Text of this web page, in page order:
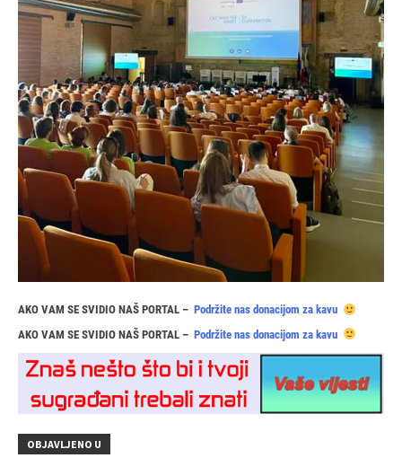
AKO VAM SE SVIDIO NAŠ PORTAL – Podržite nas donacijom za kavu
AKO VAM SE SVIDIO NAŠ PORTAL – Podržite nas donacijom za kavu
OBJAVLJENO U